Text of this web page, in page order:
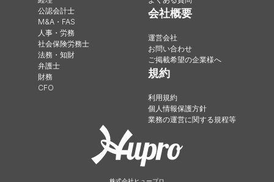
公認会計士
M&A・FAS
人事・労務
社会保険労務士
法務・知財
弁護士
財務
CFO
会社概要
運営会社
お問い合わせ
ご掲載希望の企業様へ
規約
利用規約
個人情報保護方針
業務の運営に関する規程等